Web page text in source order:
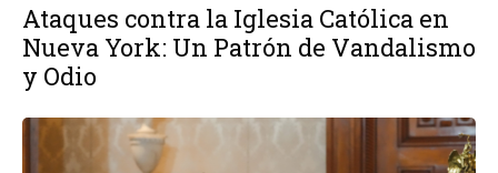
Ataques contra la Iglesia Católica en
Nueva York: Un Patrón de Vandalismo
y Odio